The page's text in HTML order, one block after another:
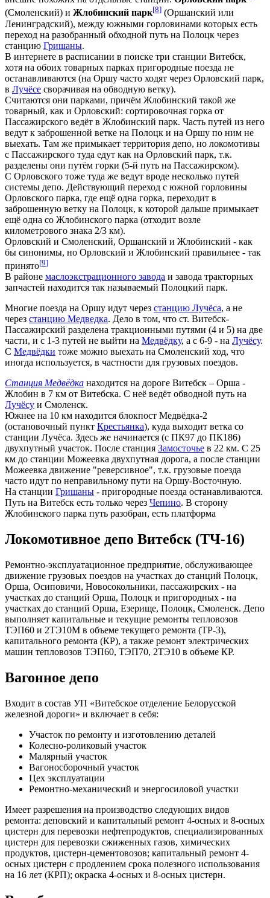
(Смоленский) и Жлобинский парк[8] (Оршанский или
Ленинградский), между южными горловинами которых есть
переход на разобранный обходной путь на Полоцк через
станцию Гришаны.
В интернете в расписании в поиске три станции Витебск,
хотя на обоих товарных парках пригородные поезда не
останавливаются (на Оршу часто ходят через Орловский парк,
в Лучёсе сворачивая на обводную ветку).
Считаются они парками, причём Жлобинский такой же
товарный, как и Орловский: сортировочная горка от
Пассажирского ведёт в Жлобинский парк. Часть путей из него
ведут к заброшенной ветке на Полоцк и на Оршу по ним не
выехать. Там же примыкает территория депо, но локомотивы
с Пассажирского туда едут как на Орловский парк, т.к.
разделены они путём горки (5-й путь на Пассажирском).
С Орловского тоже туда же ведут вроде несколько путей
системы депо. Действующий переход с южной горловины
Орловского парка, где ещё одна горка, переходит в
заброшенную ветку на Полоцк, к которой дальше примыкает
ещё одна со Жлобинского парка (отходит возле
километрового знака 2/3 км).
Орловский и Смоленский, Оршанский и Жлобинский - как
бы синонимы, но Орловский и Жлобинский правильнее - так
принято[9]
В районе маслоэкстрационного завода и завода тракторных
запчастей находится так называемый Полоцкий парк.
Многие поезда на Оршу идут через станцию Лучёса, а не
через станцию Медведка. Дело в том, что ст. Витебск-
Пассажирский разделена тракционными путями (4 и 5) на две
части, и с 1-3 путей не выйти на Медвёдку, а с 6-9 - на Лучёсу.
С Медвёдки тоже можно выехать на Смоленский ход, что
иногда используется, в частности для грузовых поездов.
Станция Медвёдка находится на дороге Витебск – Орша -
Жлобин в 7 км от Витебска. С неё ведёт обводной путь на
Лучёсу и Смоленск.
Южнее на 10 км находится блокпост Медвёдка-2
(остановочный пункт Крестьянка), куда выходит ветка со
станции Лучёса. Здесь же начинается (с ПК97 до ПК186)
двухпутный участок. После станция Замосточье в 22 км. С 25
км до станции Можеевка двухпутная дорога, а после станции
Можеевка движение "реверсивное", т.к. грузовые поезда
часто идут по неправильному пути на Оршу-Восточную.
На станции Гришаны - пригородные поезда останавливаются.
Путь на Витебск есть только через Чепино. В сторону
Жлобинского парка путь разобран, есть платформа
Локомотивное депо Витебск (ТЧ-16)
Ремонтно-эксплуатационное предприятие, обслуживающее
движение грузовых поездов на участках до станций Полоцк,
Орша, Осиповичи, Новосокольники, пассажирских - на
участках до станций Орша, Полоцк и пригородных - на
участках до станций Орша, Езерище, Полоцк, Смоленск. Депо
выполняет капитальные и текущие ремонты тепловозов
ТЭП60 и 2ТЭ10М в объеме текущего ремонта (ТР-3),
капитального ремонта (КР), а также ремонт электрических
машин тепловозов ТЭП60, ТЭП70, 2ТЭ10 в объеме КР.
Вагонное депо
Входит в состав УП «Витебское отделение Белорусской
железной дороги» и включает в себя:
Участок по ремонту и изготовлению деталей
Колесно-роликовый участок
Малярный участок
Вагоносборочный участок
Цех эксплуатации
Ремонтно-механический и энергосиловой участки
Имеет разрешения на производство следующих видов
ремонта: деповский и капитальный ремонт 4-осных и 8-осных
цистерн для перевозки нефтепродуктов, специализированных
цистерн для перевозки сжиженных газов, химических
продуктов, цистерн-цементовозов; капитальный ремонт 4-
осных цистерн с продлением срока полезного использования
на 16 лет (КРП); окраска 4-осных и 8-осных цистерн.